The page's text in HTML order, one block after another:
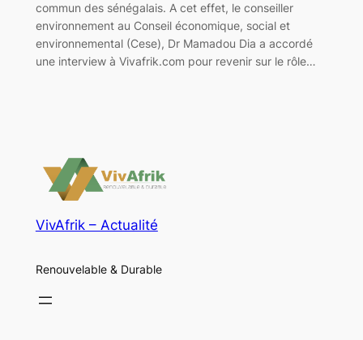
commun des sénégalais. A cet effet, le conseiller
environnement au Conseil économique, social et
environnemental (Cese), Dr Mamadou Dia a accordé
une interview à Vivafrik.com pour revenir sur le rôle…
VivAfrik – Actualité
Renouvelable & Durable